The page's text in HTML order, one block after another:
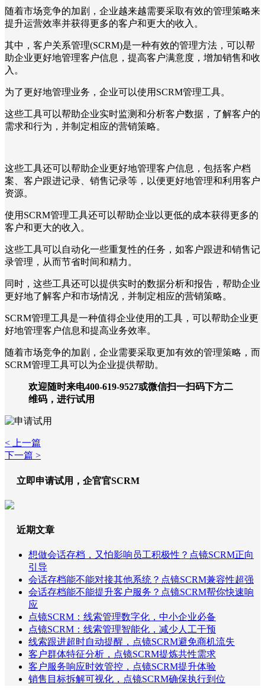
随着市场竞争的加剧，企业越来越需要采取有效的管理策略来
提升运营效率并获得更多的客户和更大的收入。
其中，客户关系管理(SCRM)是一种有效的管理方法，可以帮
助企业更好地管理客户信息，提高客户满意度，增加销售和收
入。
为了更好地管理业务，企业可以使用SCRM管理工具。
这些工具可以帮助企业实时监测和分析客户数据，了解客户的
需求和行为，并制定相应的营销策略。
这些工具还可以帮助企业更好地管理客户信息，包括客户档
案、客户跟进记录、销售记录等，以便更好地管理和利用客户
资源。
使用SCRM管理工具还可以帮助企业以更低的成本获得更多的
客户和更大的收入。
这些工具可以自动化一些重复性的任务，如客户跟进和销售记
录管理，从而节省时间和精力。
同时，这些工具还可以提供实时的数据分析和报告，帮助企业
更好地了解客户和市场情况，并制定相应的营销策略。
SCRM管理工具是一种值得企业使用的工具，可以帮助企业更
好地管理客户信息和提高业务效率。
随着市场竞争的加剧，企业需要采取更加有效的管理策略，而
SCRM管理工具可以为企业提供帮助。
欢迎随时来电400-619-9527或微信扫一扫码下方二
维码，进行试用
< 上一篇
下一篇 >
立即申请试用，企官官SCRM
近期文章
想做会话存档，又怕影响员工积极性？点镜SCRM正向
引导
会话存档能不能对接其他系统？点镜SCRM兼容性超强
会话存档能不能提升客户服务？点镜SCRM帮你快速响
应
点镜SCRM：线索管理数字化，中小企业必备
点镜SCRM：线索管理智能化，减少人工干预
线索跟进超时自动提醒，点镜SCRM避免商机流失
客户群体特征分析，点镜SCRM提炼共性需求
客户服务响应时效管控，点镜SCRM提升体验
销售目标拆解可视化，点镜SCRM确保执行到位